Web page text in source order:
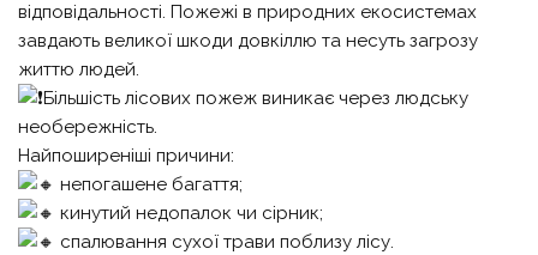
відповідальності. Пожежі в природних екосистемах
завдають великої шкоди довкіллю та несуть загрозу
життю людей.
Більшість лісових пожеж виникає через людську
необережність.
Найпоширеніші причини:
непогашене багаття;
кинутий недопалок чи сірник;
спалювання сухої трави поблизу лісу.